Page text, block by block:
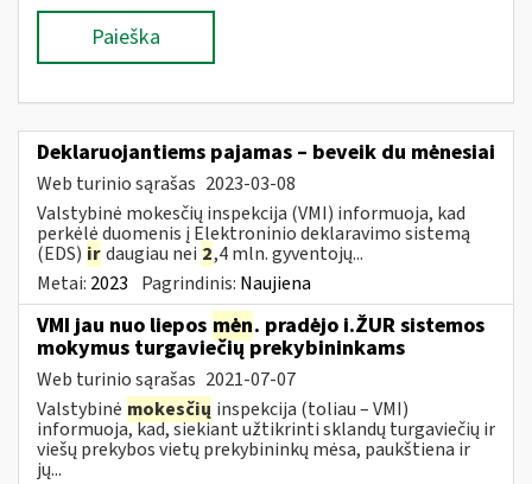
Paieška
Deklaruojantiems pajamas – beveik du mėnesiai
Web turinio sąrašas 2023-03-08
Valstybinė mokesčių inspekcija (VMI) informuoja, kad
perkėlė duomenis į Elektroninio deklaravimo sistemą
(EDS) irdaugiau nei 2,4 mln. gyventojų...
Metai: 2023 Pagrindinis: Naujiena
VMI jau nuo liepos mėn. pradėjo i.ŽUR sistemos
mokymus turgaviečių prekybininkams
Web turinio sąrašas 2021-07-07
Valstybinė mokesčių inspekcija (toliau – VMI)
informuoja, kad, siekiant užtikrinti sklandų turgaviečių ir
viešų prekybos vietų prekybininkų mėsa, paukštiena ir
jų...